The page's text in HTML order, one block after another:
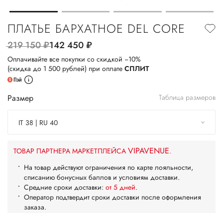
ПЛАТЬЕ БАРХАТНОЕ DEL CORE
219 150руб.142 450руб.
Оплачивайте все покупки со скидкой −10%
(скидка до 1 500 рублей) при оплате СПЛИТ
Размер Таблица размеров
IT 38 | RU 40
ТОВАР ПАРТНЕРА МАРКЕТПЛЕЙСА VIPAVENUE.
На товар действуют ограничения по карте лояльности,
списанию бонусных баллов и условиям доставки.
Средние сроки доставки: от 5 дней.
Оператор подтвердит сроки доставки после оформления
заказа.